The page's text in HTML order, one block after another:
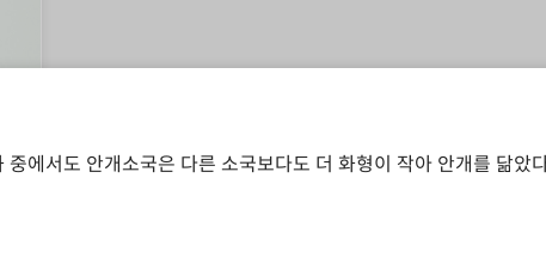
에서도 안개소국은 다른 소국보다도 더 화형이 작아 안개를 닮